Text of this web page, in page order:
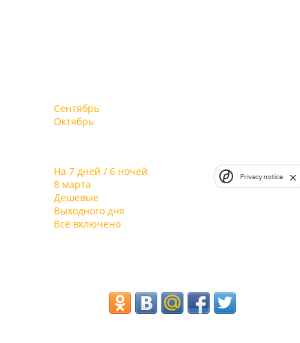
Сентябрь
Октябрь
На 7 дней / 6 ночей
8 марта
Дешевые
Выходного дня
Всё включено
Privacy notice